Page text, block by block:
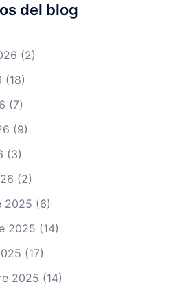
del blog
(2)
(18)
(7)
(9)
(3)
(2)
2025 (6)
2025 (14)
(17)
2025 (14)